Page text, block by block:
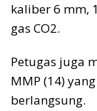
kaliber 6 mm,
gas CO2.
Petugas juga
MMP (14)
berlangsung.